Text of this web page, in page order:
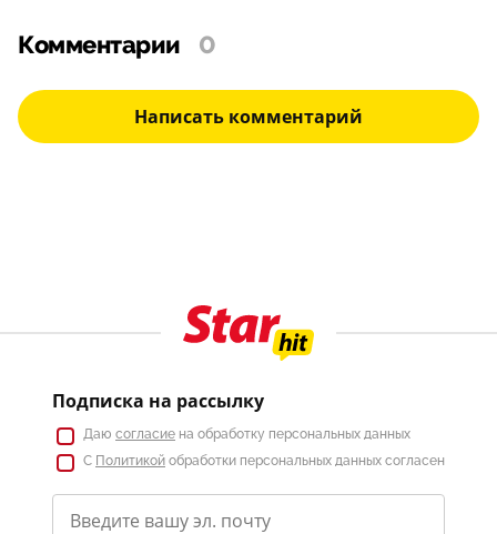
Комментарии 0
Написать комментарий
Подписка на рассылку
Даю согласие на обработку персональных данных
С Политикой обработки персональных данных согласен